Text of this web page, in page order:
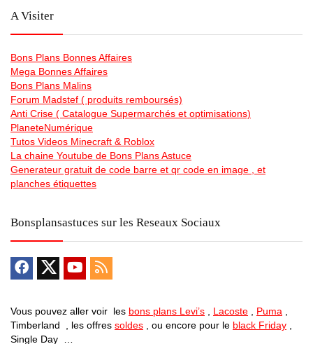
A Visiter
Bons Plans Bonnes Affaires
Mega Bonnes Affaires
Bons Plans Malins
Forum Madstef ( produits remboursés)
Anti Crise ( Catalogue Supermarchés et optimisations)
PlaneteNumérique
Tutos Videos Minecraft & Roblox
La chaine Youtube de Bons Plans Astuce
Generateur gratuit de code barre et qr code en image , et
planches étiquettes
Bonsplansastuces sur les Reseaux Sociaux
Vous pouvez aller voir les bons plans Levi’s Lacoste Puma
Timberland , les offres soldes , ou encore pour le black Friday
Single Day …